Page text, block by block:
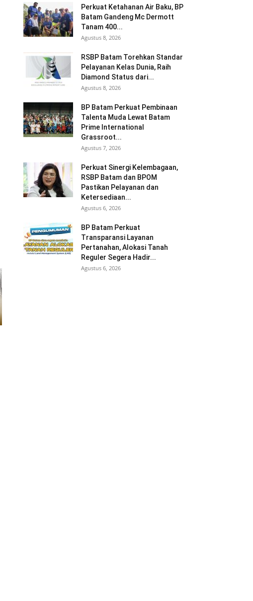
Perkuat Ketahanan Air Baku, BP
Batam Gandeng Mc Dermott
Tanam 400...
Agustus 8, 2026
RSBP Batam Torehkan Standar
Pelayanan Kelas Dunia, Raih
Diamond Status dari...
Agustus 8, 2026
BP Batam Perkuat Pembinaan
Talenta Muda Lewat Batam
Prime International
Grassroot...
Agustus 7, 2026
Perkuat Sinergi Kelembagaan,
RSBP Batam dan BPOM
Pastikan Pelayanan dan
Ketersediaan...
Agustus 6, 2026
BP Batam Perkuat
Transparansi Layanan
Pertanahan, Alokasi Tanah
Reguler Segera Hadir...
Agustus 6, 2026